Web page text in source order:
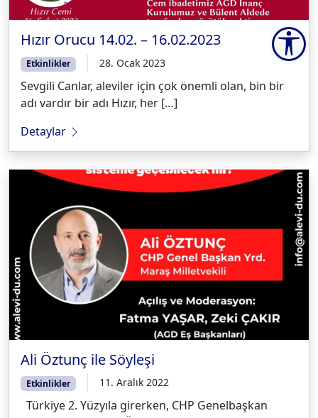
Hızır Orucu 14.02. – 16.02.2023
Etkinlikler 28. Ocak 2023
Sevgili Canlar, aleviler için çok önemli olan, bin bir
adı vardır bir adı Hızır, her […]
Detaylar
Ali Öztunç ile Söyleşi
Etkinlikler 11. Aralık 2022
Türkiye 2. Yüzyıla girerken, CHP Genelbaşkan